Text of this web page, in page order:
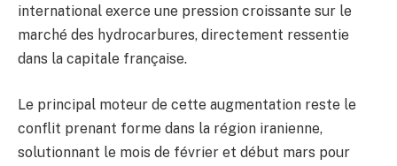
international exerce une pression croissante sur le
marché des hydrocarbures, directement ressentie
dans la capitale française.
Le principal moteur de cette augmentation reste le
conflit prenant forme dans la région iranienne,
solutionnant le mois de février et début mars pour